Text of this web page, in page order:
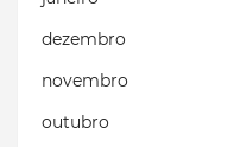
dezembro
novembro
outubro